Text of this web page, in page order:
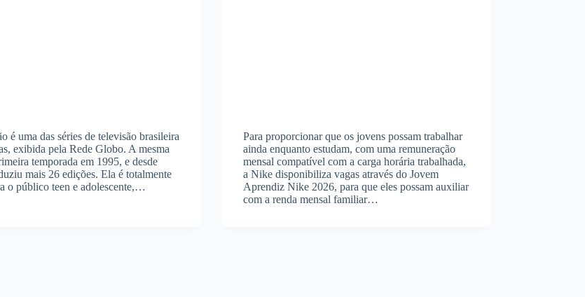
é uma das séries de televisão brasileira
exibida pela Rede Globo. A mesma
temporada em 1995, e desde
mais 26 edições. Ela é totalmente
o público teen e adolescente,…
Para proporcionar que os jovens possam trabalhar
ainda enquanto estudam, com uma remuneração
mensal compatível com a carga horária trabalhada,
a Nike disponibiliza vagas através do Jovem
Aprendiz Nike 2026, para que eles possam auxiliar
com a renda mensal familiar…